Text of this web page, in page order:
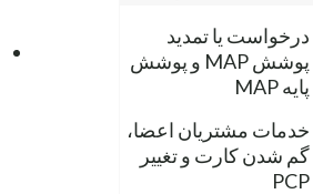
درخواست یا تمدید
پوشش MAP و پوشش
پایه MAP
خدمات مشتریان اعضا،
گم شدن کارت و تغییر
PCP